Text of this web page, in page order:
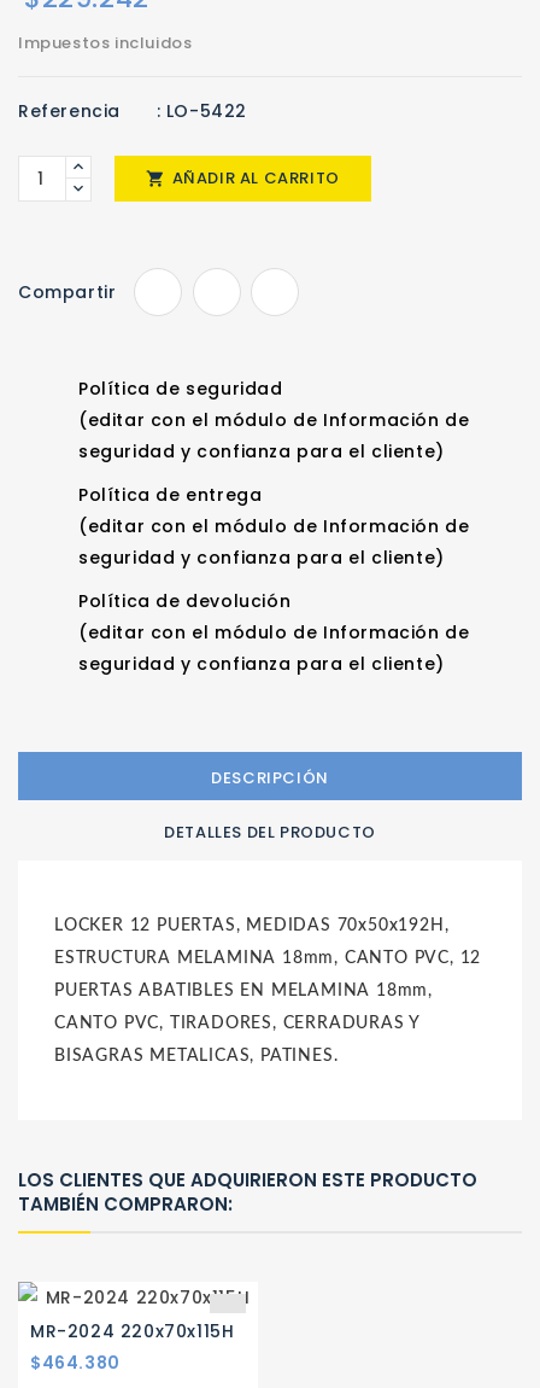
Impuestos incluidos
Referencia : LO-5422
 AÑADIR AL CARRITO
Compartir
Política de seguridad
(editar con el módulo de Información de
seguridad y confianza para el cliente)
Política de entrega
(editar con el módulo de Información de
seguridad y confianza para el cliente)
Política de devolución
(editar con el módulo de Información de
seguridad y confianza para el cliente)
DESCRIPCIÓN
DETALLES DEL PRODUCTO
LOCKER 12 PUERTAS, MEDIDAS 70x50x192H,
ESTRUCTURA MELAMINA 18mm, CANTO PVC, 12
PUERTAS ABATIBLES EN MELAMINA 18mm,
CANTO PVC, TIRADORES, CERRADURAS Y
BISAGRAS METALICAS, PATINES.
LOS CLIENTES QUE ADQUIRIERON ESTE PRODUCTO
TAMBIÉN COMPRARON:
MR-2024 220x70x115H
Precio
$464.380